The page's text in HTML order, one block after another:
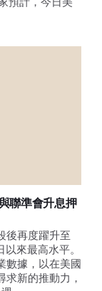
聯準會升息押
後再度躍升至
來最高水平。
數據，以在美國
新的推動力，